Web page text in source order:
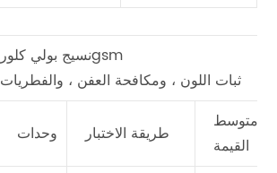
نسيج بولي كلوريد الفينيل 450gsm
مكافحة-UV ، ثبات اللون ، ومكافحة العفن ، والفطريات
وحدات طريقة الاختبار
متوسط
القيمة